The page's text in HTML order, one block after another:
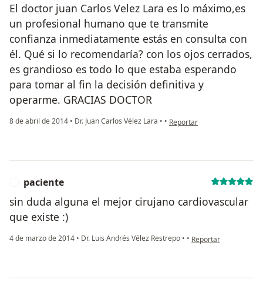
El doctor juan Carlos Velez Lara es lo máximo,es
un profesional humano que te transmite
confianza inmediatamente estás en consulta con
él. Qué si lo recomendaría? con los ojos cerrados,
es grandioso es todo lo que estaba esperando
para tomar al fin la decisión definitiva y
operarme. GRACIAS DOCTOR
8 de abril de 2014 • Dr. Juan Carlos Vélez Lara • • en opinión del usuario
Reportar
paciente
sin duda alguna el mejor cirujano cardiovascular
que existe :)
4 de marzo de 2014 • Dr. Luis Andrés Vélez Restrepo • • en opinión del
Reportar